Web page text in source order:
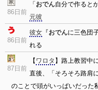
86日前
「 おでん自分で作ると
元彼
86日前
彼女 『おでんに三色団
れる
87日前
【 ワロタ 】路上教習中
直後、「そろそろ路肩
のことで頭がいっぱいだった